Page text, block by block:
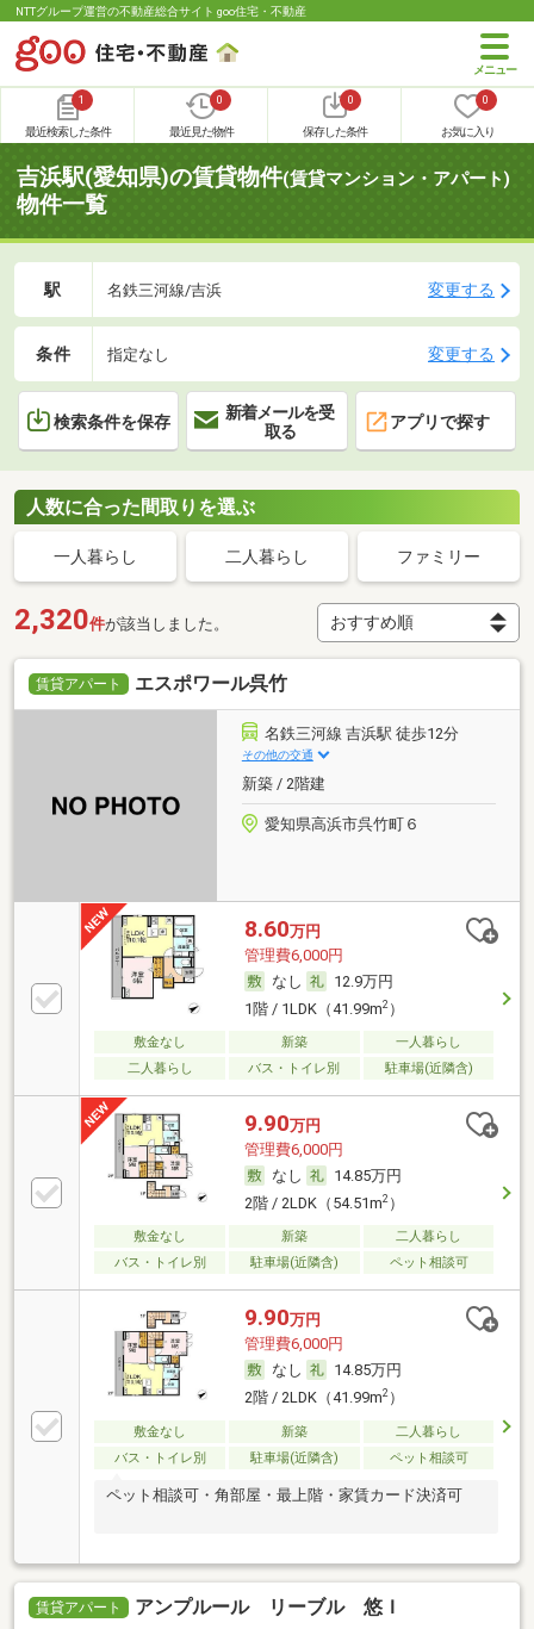
NTTグループ運営の不動産総合サイト goo住宅・不動産
1
最近検索した条件
0
最近見た物件
0
保存した条件
0
お気に入り
吉浜駅(愛知県)の賃貸物件(賃貸マンション・アパート)
物件一覧
駅 名鉄三河線/吉浜 変更する
条件 指定なし 変更する
検索条件を保存
新着メールを受
取る
アプリで探す
人数に合った間取りを選ぶ
一人暮らし 二人暮らし ファミリー
2,320件が該当しました。
賃貸アパート エスポワール呉竹
名鉄三河線 吉浜駅 徒歩12分
その他の交通
新築 / 2階建
愛知県高浜市呉竹町６
8.60万円
管理費6,000円
なし
12.9万円
1階 / 1LDK（41.99m2）
敷金なし 新築
一人暮らし
二人暮らし
バス・トイレ別 駐車場(近隣含)
9.90万円
管理費6,000円
なし
14.85万円
2階 / 2LDK（54.51m2）
敷金なし 新築
二人暮らし
バス・トイレ別
駐車場(近隣含) ペット相談可
9.90万円
管理費6,000円
なし
14.85万円
2階 / 2LDK（41.99m2）
敷金なし 新築
二人暮らし
バス・トイレ別
駐車場(近隣含) ペット相談可
ペット相談可・角部屋・最上階・家賃カード決済可
賃貸アパート アンプルール リーブル 悠Ｉ